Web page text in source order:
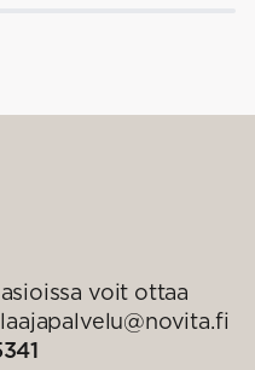
voit ottaa